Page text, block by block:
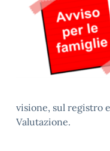
visione, sul registro
Valutazione.